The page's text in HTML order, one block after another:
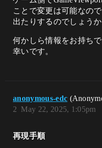
ことで変更は可能なの
出たりするのでしょうか
何かしら情報をお持ち
幸いです。
anonymous-edc
May 22, 2025, 1:05pm
2
再現手順